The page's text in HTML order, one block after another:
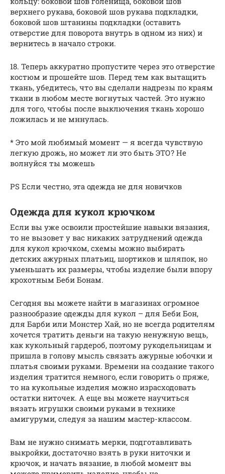
верхнего рукава, боковой шов рукава подкладки,
боковой шов штанины подкладки (оставить
отверстие для поворота внутрь в одном из них) и
вернитесь в начало строки.
18. Теперь аккуратно пропустите через это отверстие
костюм и прошейте шов. Перед тем как вытащить
ткань, убедитесь, что вы сделали надрезы по краям
ткани в любом месте вогнутых частей. Это нужно
для того, чтобы после выключения ткань хорошо
ложилась и не мннулась.
* Это мой любимый момент — я всегда чувствую
легкую дрожь, но может ли это быть ЭТО? Не
волнуйся ты можешь
PS Если честно, эта одежда не для новичков
Одежда для кукол крючком
Если вы уже освоили простейшие навыки вязания,
то не вызовет у вас никаких затруднений одежда
для кукол крючком, схемы можно выбирать
детских ажурных платьиц, шортиков и шляпок, но
уменьшать их размеры, чтобы изделие были впору
крохотным Беби Бонам.
Сегодня вы можете найти в магазинах огромное
разнообразие одежды для кукол – для Беби Бон,
для Барби или Монстер Хай, но не всегда родителям
хочется тратить деньги на такую ненужную вещь,
как кукольный гардероб, поэтому рукодельницам и
пришла в голову мысль связать ажурные юбочки и
платья своими руками. Времени на создание такого
изделия тратится немного, если говорить о пряже,
то на кукольные изделия можно израсходовать
остатки ниточек. А еще вы можете научиться
вязать игрушки своими руками в технике
амигуруми, следуя за нашим мастер-классом.
Вам не нужно снимать мерки, подготавливать
выкройки, достаточно взять в руки ниточки и
крючок, и начать вязание, в любой момент вы